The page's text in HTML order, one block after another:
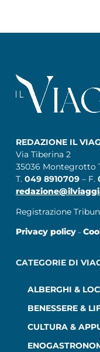
REDAZIONE IL
Via Tiberina 2
35036 Montegrotto
T. 049 8910709 – F.
Registrazione
Privacy policy–
CATEGORIE DI
ALBERGHI &
BENESSERE &
CULTURA &